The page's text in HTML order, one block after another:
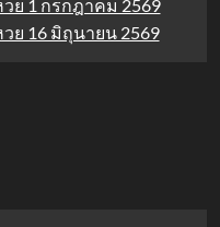
ย 1 กรกฎาคม 2569
ย 16 มิถุนายน 2569